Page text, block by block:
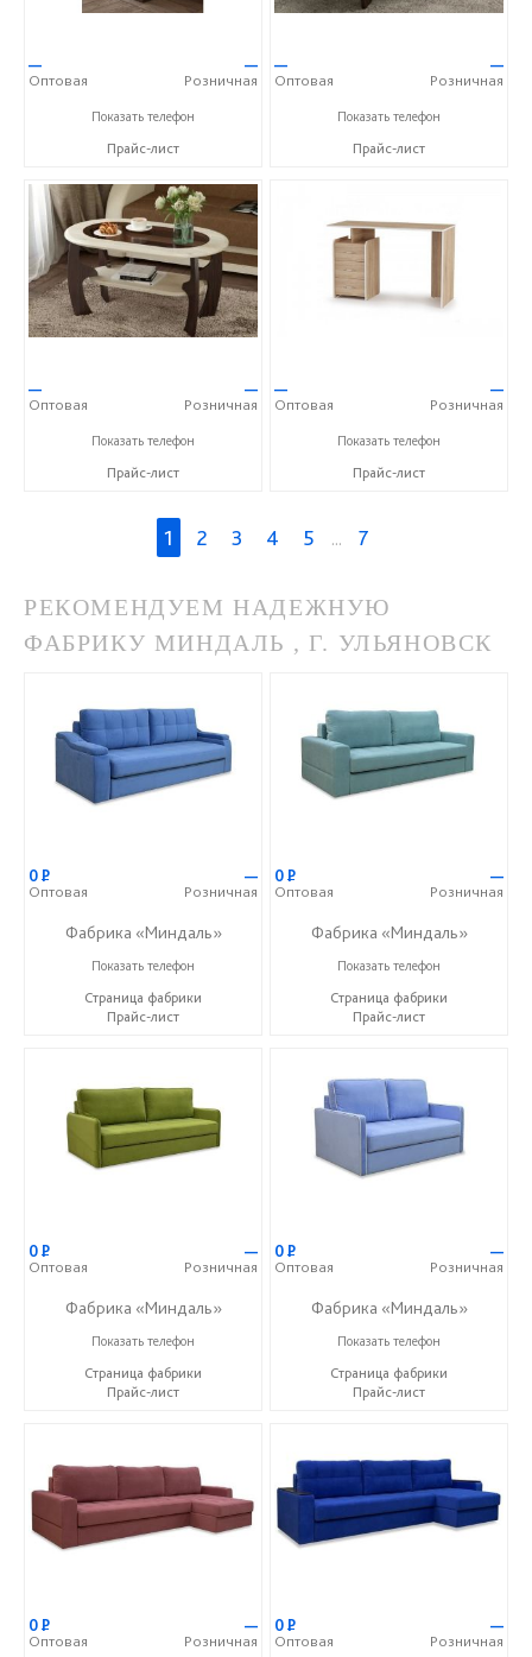
—
Оптовая
—
Розничная
+7 (800) 500-77-44
Показать телефон
Прайс-лист
—
Оптовая
—
Розничная
+7 (800) 500-77-44
Показать телефон
Прайс-лист
—
Оптовая
—
Розничная
+7 (800) 500-77-44
Показать телефон
Прайс-лист
—
Оптовая
—
Розничная
+7 (800) 500-77-44
Показать телефон
Прайс-лист
1 2 3 4 5 ... 7
РЕКОМЕНДУЕМ НАДЕЖНУЮ
ФАБРИКУ МИНДАЛЬ , Г. УЛЬЯНОВСК
0Р
Оптовая
—
Розничная
Фабрика «Миндаль»
+7 (927) 630-62-82
Показать телефон
Страница фабрики
Прайс-лист
0Р
Оптовая
—
Розничная
Фабрика «Миндаль»
+7 (927) 630-62-82
Показать телефон
Страница фабрики
Прайс-лист
0Р
Оптовая
—
Розничная
Фабрика «Миндаль»
+7 (927) 630-62-82
Показать телефон
Страница фабрики
Прайс-лист
0Р
Оптовая
—
Розничная
Фабрика «Миндаль»
+7 (927) 630-62-82
Показать телефон
Страница фабрики
Прайс-лист
0Р
Оптовая
—
Розничная
0Р
Оптовая
—
Розничная